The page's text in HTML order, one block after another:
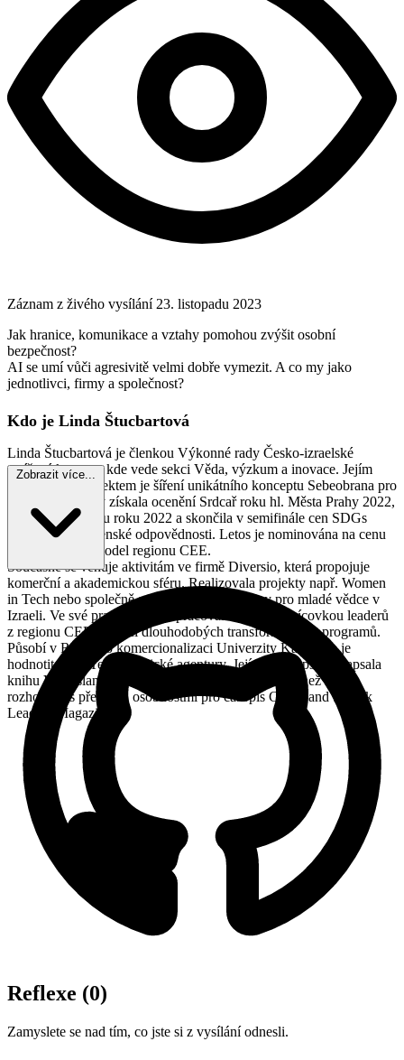
Záznam z živého vysílání 23. listopadu 2023
Jak hranice, komunikace a vztahy pomohou zvýšit osobní
bezpečnost?
AI se umí vůči agresivitě velmi dobře vymezit. A co my jako
jednotlivci, firmy a společnost?
Kdo je Linda Štucbartová
Linda Štucbartová je členkou Výkonné rady Česko-izraelské
smíšené komory, kde vede sekci Věda, výzkum a inovace. Jejím
nejnovějším projektem je šíření unikátního konceptu Sebeobrana pro
všechny, za který získala ocenění Srdcař roku hl. Města Prahy 2022,
nominaci na Ženu roku 2022 a skončila v semifinále cen SDGs
Asociace společenské odpovědnosti. Letos je nominována na cenu
Diversity Role model regionu CEE.
Současně se věnuje aktivitám ve firmě Diversio, která propojuje
komerční a akademickou sféru. Realizovala projekty např. Women
in Tech nebo společně s NF Neuron programy pro mladé vědce v
Izraeli. Ve své praxi doposud pracovala více než tisícovkou leaderů
z regionu CEE v rámci dlouhodobých transformačních programů.
Působí v Radě pro komercionalizaci Univerzity Karlovy a je
hodnotitelkou Technologické agentury. Její vášní je psaní, napsala
knihu Velvyslanci i bez diplomatického pasu a více než 300
rozhovorů s předními osobnostmi pro časopis Czech and Slovak
Leaders Magazine.
Zobrazit více...
Reflexe (0)
Zamyslete se nad tím, co jste si z vysílání odnesli.